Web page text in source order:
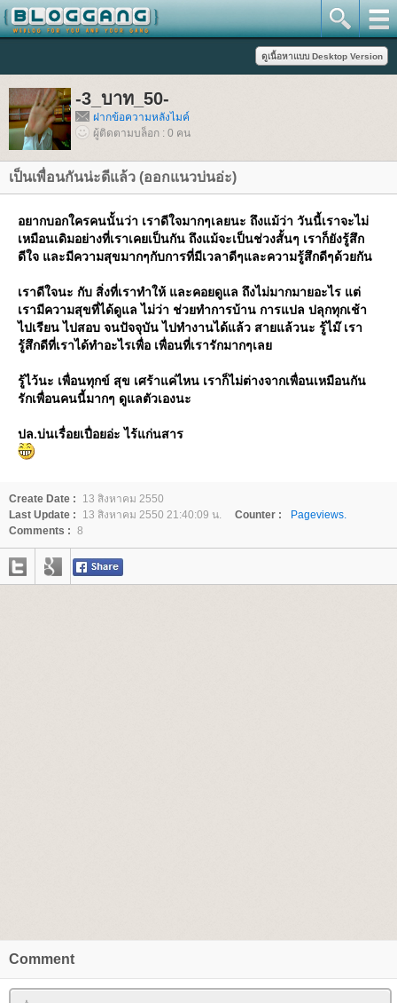
-3_บาท_50-
ฝากข้อความหลังไมค์
ผู้ติดตามบล็อก : 0 คน
เป็นเพื่อนกันน่ะดีแล้ว (ออกแนวบ่นอ่ะ)
อยากบอกใครคนนั้นว่า เราดีใจมากๆเลยนะ ถึงแม้ว่า วันนี้เราจะไม่
เหมือนเดิมอย่างที่เราเคยเป็นกัน ถึงแม้จะเป็นช่วงสั้นๆ เราก็ยังรู้สึก
ดีใจ และมีความสุขมากๆกับการที่มีเวลาดีๆและความรู้สึกดีๆด้วยกัน
เราดีใจนะ กับ สิ่งที่เราทำให้ และคอยดูแล ถึงไม่มากมายอะไร แต่
เรามีความสุขที่ได้ดูแล ไม่ว่า ช่วยทำการบ้าน การแปล ปลุกทุกเช้า
ไปเรียน ไปสอบ จนปัจจุบัน ไปทำงานได้แล้ว สายแล้วนะ รู้ไม๊ เรา
รู้สึกดีที่เราได้ทำอะไรเพื่อ เพื่อนที่เรารักมากๆเล
รู้ไว้นะ เพื่อนทุกข์ สุข เศร้าแค่ไหน เราก็ไม่ต่างจากเพื่อนเหมือนกัน
รักเพื่อนคนนี้มากๆ ดูแลตัวเองนะ
ปล.บ่นเรื่อยเปื่อยอ่ะ ไร้แก่นสาร
Create Date :
13 สิงหาคม 2550
Last Update :
13 สิงหาคม 2550 21:40:09 น. Counter :
Pageviews.
Comments : 8
Comment